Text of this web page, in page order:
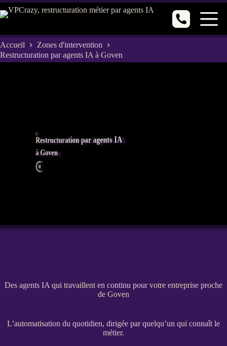
Passer
au
Accueil
Zones d'intervention
Restructuration par agents IA à Goven
Restructuration par agents IA
à Goven
Des agents IA qui travaillent en continu pour votre entreprise proche
de Goven
L’automatisation du quotidien, dirigée par quelqu’un qui connaît le
métier.